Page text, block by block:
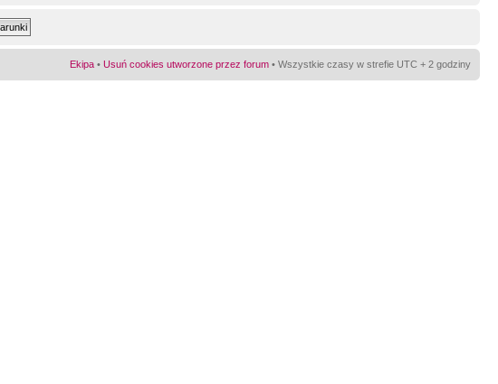
Ekipa • Usuń cookies utworzone przez forum • Wszystkie czasy w strefie UTC + 2 godziny